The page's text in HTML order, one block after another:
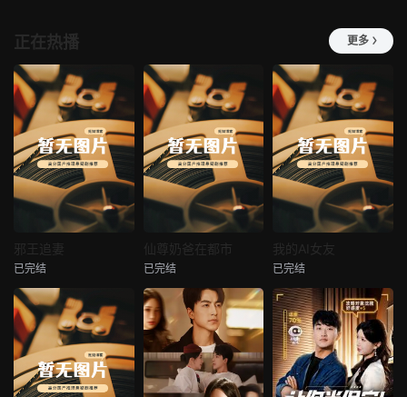
正在热播 更多
热播
邪王追妻
未知
邪王追妻
已完结
热播
未知
仙尊奶爸在都市
已完结
热播
我的AI女友
未知
我的AI女友
已完结